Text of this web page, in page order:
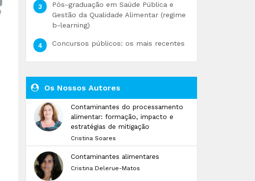
Pós-graduação em Saúde Pública e
Gestão da Qualidade Alimentar (regime
b-learning)
Concursos públicos: os mais recentes
Os Nossos Autores
Contaminantes do processamento
alimentar: formação, impacto e
estratégias de mitigação
Cristina Soares
Contaminantes alimentares
Cristina Delerue-Matos